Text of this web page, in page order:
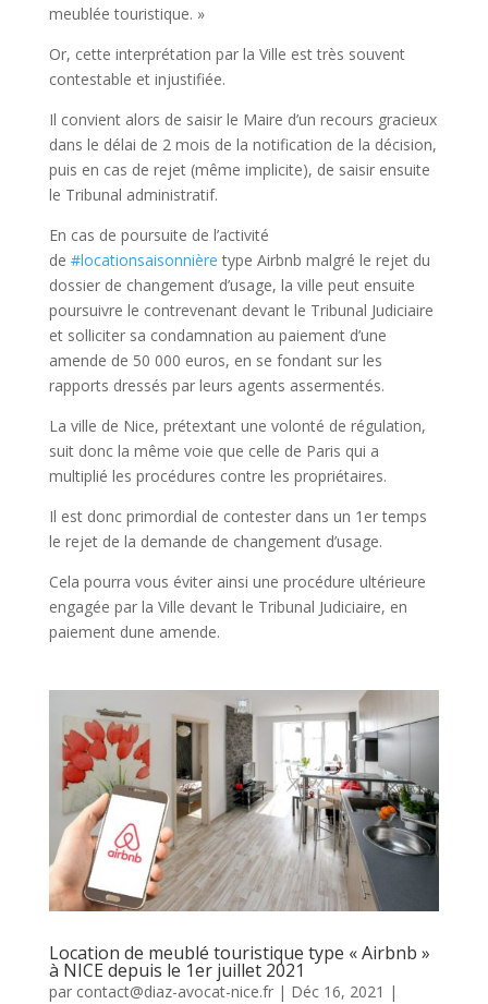
meublée touristique. »
Or, cette interprétation par la Ville est très souvent
contestable et injustifiée.
Il convient alors de saisir le Maire d’un recours gracieux
dans le délai de 2 mois de la notification de la décision,
puis en cas de rejet (même implicite), de saisir ensuite
le Tribunal administratif.
En cas de poursuite de l’activité
de #locationsaisonnière type Airbnb malgré le rejet du
dossier de changement d’usage, la ville peut ensuite
poursuivre le contrevenant devant le Tribunal Judiciaire
et solliciter sa condamnation au paiement d’une
amende de 50 000 euros, en se fondant sur les
rapports dressés par leurs agents assermentés.
La ville de Nice, prétextant une volonté de régulation,
suit donc la même voie que celle de Paris qui a
multiplié les procédures contre les propriétaires.
Il est donc primordial de contester dans un 1er temps
le rejet de la demande de changement d’usage.
Cela pourra vous éviter ainsi une procédure ultérieure
engagée par la Ville devant le Tribunal Judiciaire, en
paiement dune amende.
Location de meublé touristique type « Airbnb »
à NICE depuis le 1er juillet 2021
par contact@diaz-avocat-nice.fr| Déc 16, 2021 |